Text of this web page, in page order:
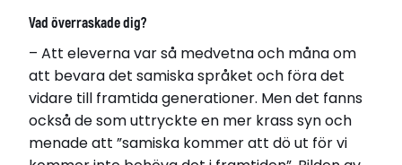
Vad överraskade dig?
– Att eleverna var så medvetna och måna om
att bevara det samiska språket och föra det
vidare till framtida generationer. Men det fanns
också de som uttryckte en mer krass syn och
menade att ”samiska kommer att dö ut för vi